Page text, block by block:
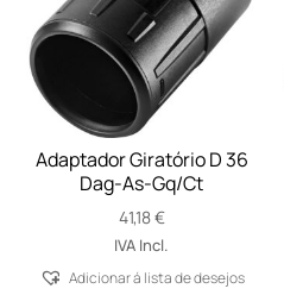
Adaptador Giratório D 36
Dag-As-Gq/Ct
41,18€
IVA Incl.
Adicionar á lista de desejos